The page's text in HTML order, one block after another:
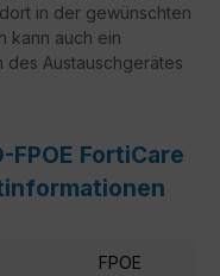
in der gewünschten
kann auch ein
des Austauschgerätes
FortiCare
FPOE